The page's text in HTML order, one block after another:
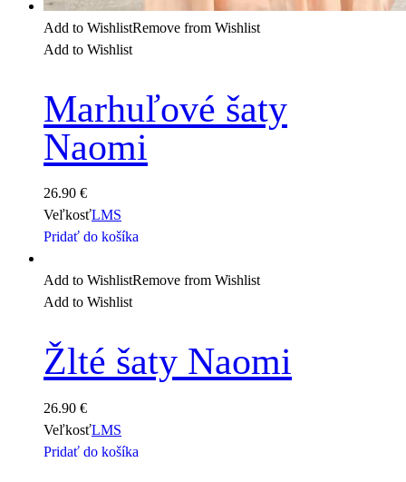
Add to WishlistRemove from Wishlist
Add to Wishlist
Marhuľové šaty
Naomi
26.90 €
VeľkosťLMS
Pridať do košíka
Add to WishlistRemove from Wishlist
Add to Wishlist
Žlté šaty Naomi
26.90 €
VeľkosťLMS
Pridať do košíka